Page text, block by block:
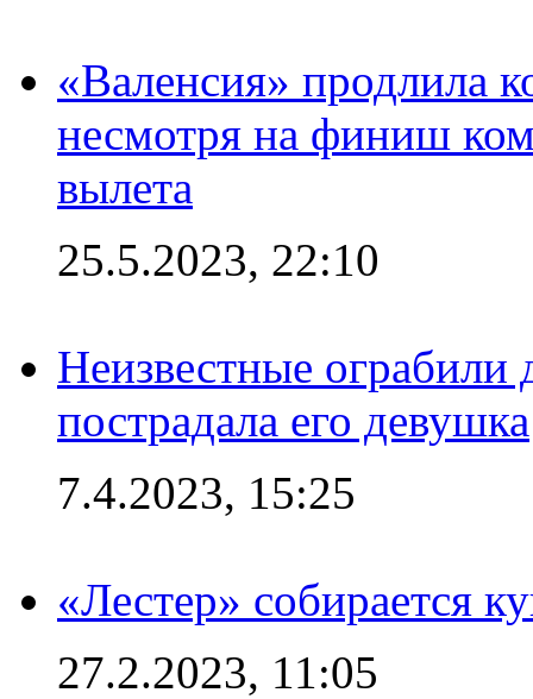
«Валенсия» продлила
несмотря на финиш
вылета
25.5.2023, 22:10
Неизвестные
пострадала его девушка
7.4.2023, 15:25
«Лестер» собирается
27.2.2023, 11:05